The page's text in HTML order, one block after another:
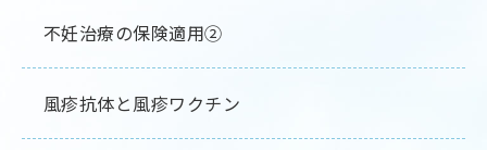
不妊治療の保険適用②
風疹抗体と風疹ワクチン